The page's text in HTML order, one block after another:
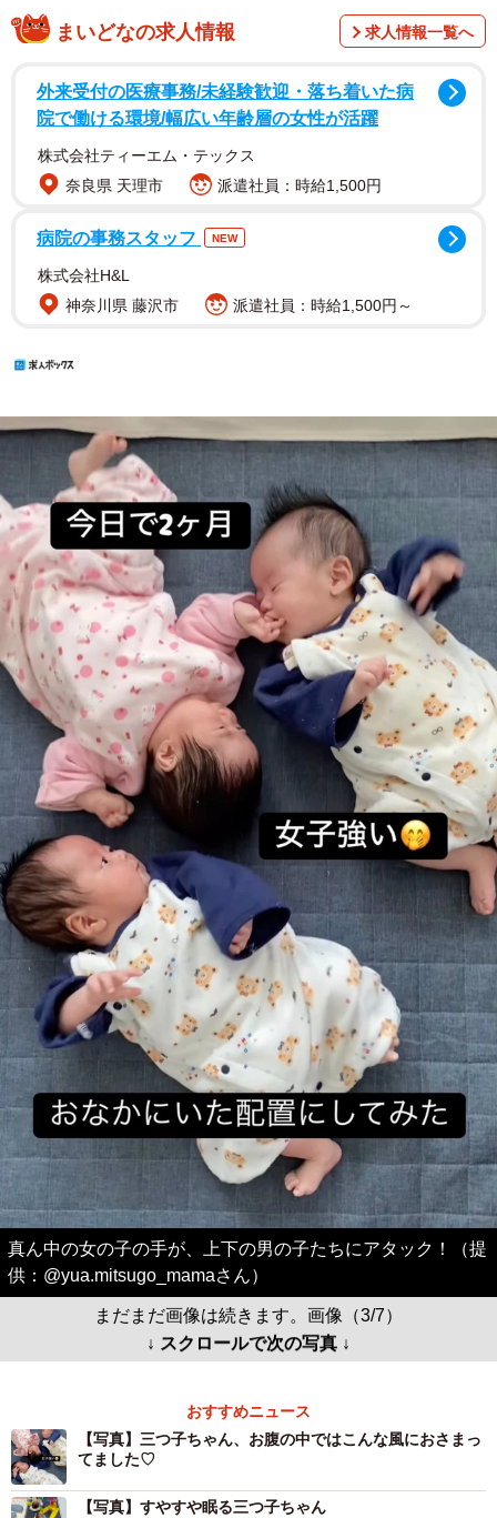
まいどなの求人情報 求人情報一覧へ
外来受付の医療事務/未経験歓迎・落ち着いた病
院で働ける環境/幅広い年齢層の女性が活躍
株式会社ティーエム・テックス
奈良県 天理市
派遣社員：時給1,500円
病院の事務スタッフ NEW
株式会社H&L
神奈川県 藤沢市
派遣社員：時給1,500円～
真ん中の女の子の手が、上下の男の子たちにアタック！（提
供：@yua.mitsugo_mamaさん）
まだまだ画像は続きます。画像（3/7）
↓ スクロールで次の写真 ↓
おすすめニュース
【写真】三つ子ちゃん、お腹の中ではこんな風におさまっ
てました♡
【写真】すやすや眠る三つ子ちゃん